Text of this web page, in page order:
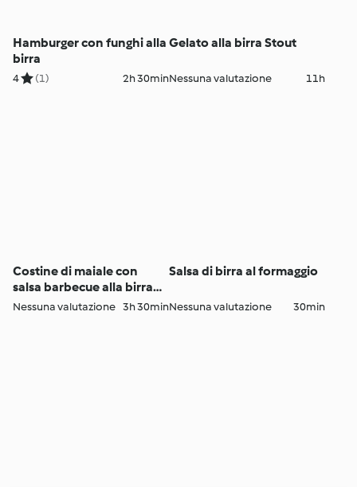
Hamburger con funghi alla
birra
4 (1) 2h 30min
Gelato alla birra Stout
Nessuna valutazione 11h
Costine di maiale con
salsa barbecue alla birra
Stout
Nessuna valutazione 3h 30min
Salsa di birra al formaggio
Nessuna valutazione 30min